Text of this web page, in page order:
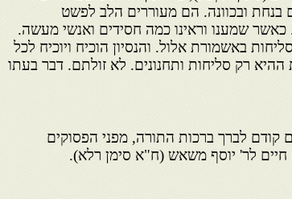
בנחת ובכוונה. הם מעוררים הלב לפשט
כאשר שמענו וראינו כמה חסידים ואנשי מעשה.
באשמורת אלול. והנסיון הוכיח ויוכיח לכל
רק סליחות ותחנונים. לא זולתם. דבר בעתו
קודם לברך ברכות התורה, מפני הפסוקים
לר' יוסף משאש (ח"א סימן רלא).